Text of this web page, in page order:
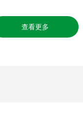
查看更多